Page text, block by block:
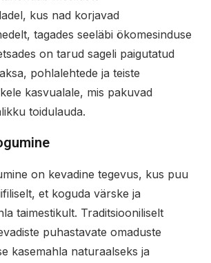
kus nad korjavad
tagades seeläbi ökomesinduse
on tarud sageli paigutatud
pohlalehtede ja teiste
kasvualale, mis pakuvad
toidulauda.
on kevadine tegevus, kus puu
et koguda värske ja
taimestikult. Traditsiooniliselt
puhastavate omaduste
kasemahla naturaalseks ja